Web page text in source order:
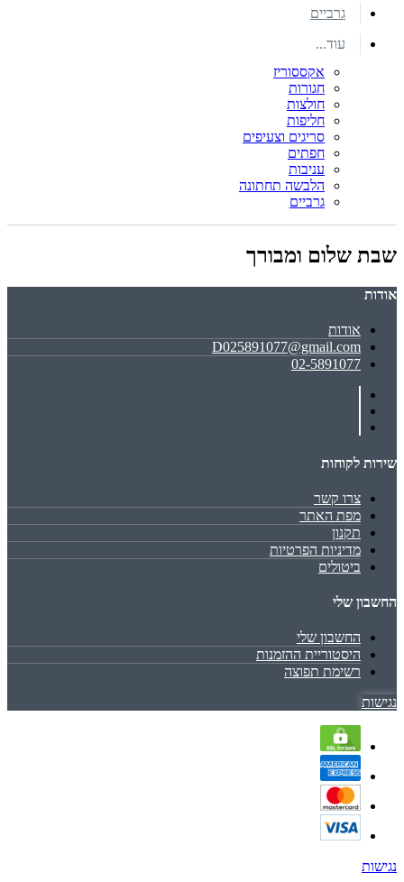
גרביים
עוד...
אקססוריז
חגורות
חולצות
חליפות
סריגים וצעיפים
חפתים
עניבות
הלבשה תחתונה
גרביים
שבת שלום ומבורך
אודות
אודות
D025891077@gmail.com
02-5891077
שירות לקוחות
צרו קשר
מפת האתר
תקנון
מדיניות הפרטיות
ביטולים
החשבון שלי
החשבון שלי
היסטוריית ההזמנות
רשימת תפוצה
נגישות
נגישות